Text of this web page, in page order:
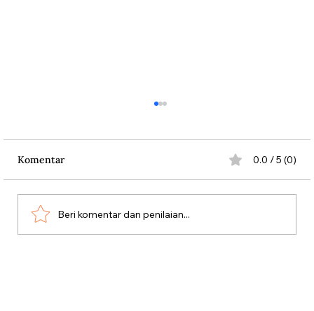
Hoax Masa Revolusi
Komentar 0.0 / 5 (0)
Beri komentar dan penilaian...